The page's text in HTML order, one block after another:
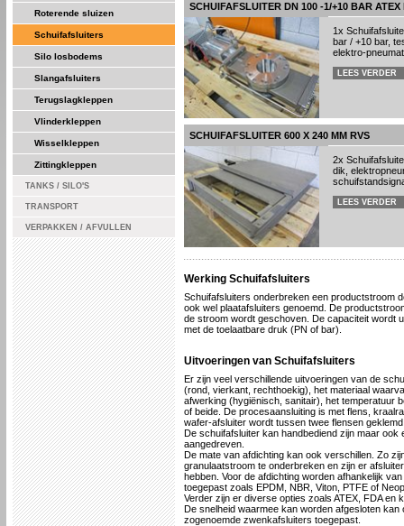
Roterende sluizen
Schuifafsluiters
Silo losbodems
Slangafsluiters
Terugslagkleppen
Vlinderkleppen
Wisselkleppen
Zittingkleppen
TANKS / SILO'S
TRANSPORT
VERPAKKEN / AFVULLEN
SCHUIFAFSLUITER DN 100 -1/+10 BAR ATEX
1x
bar / +10 bar,
elektro-
LEES VERDER
SCHUIFAFSLUITER 600 X 240 MM RVS
2x
dik,
LEES VERDER
Werking Schuifafsluiters
Schuifafsluiters onderbreken een productstroom
ook wel plaatafsluiters genoemd. De
de stroom wordt geschoven. De capaciteit wordt
met de toelaatbare druk (PN of bar).
Uitvoeringen van Schuifafsluiters
Er zijn veel verschillende uitvoeringen van de
(rond, vierkant, rechthoekig), het materiaal
afwerking (hygiënisch, sanitair), het temperatuur
of beide. De procesaansluiting is met flens,
wafer-afsluiter wordt tussen twee flensen
De schuifafsluiter kan handbediend zijn maar
aangedreven.
De mate van afdichting kan ook verschillen. Zo
granulaatstroom te onderbreken en zijn er
hebben. Voor de afdichting worden afhankelijk
toegepast zoals EPDM, NBR, Viton, PTFE of
Verder zijn er diverse opties zoals ATEX, FDA en
De snelheid waarmee kan worden afgesloten
zogenoemde zwenkafsluiters toegepast.